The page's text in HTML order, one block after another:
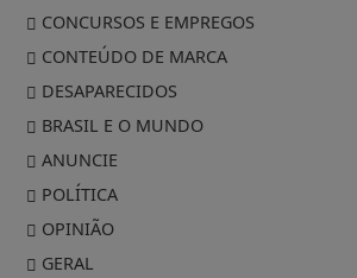
CONCURSOS E EMPREGOS
CONTEÚDO DE MARCA
DESAPARECIDOS
BRASIL E O MUNDO
ANUNCIE
POLÍTICA
OPINIÃO
GERAL